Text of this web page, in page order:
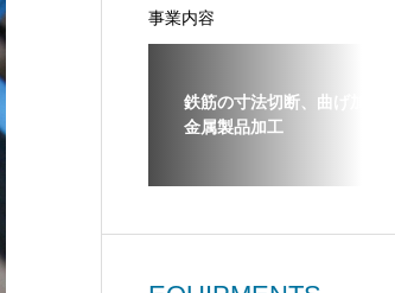
事業内容
鉄筋の寸法切断、曲げ加工、
金属製品加工